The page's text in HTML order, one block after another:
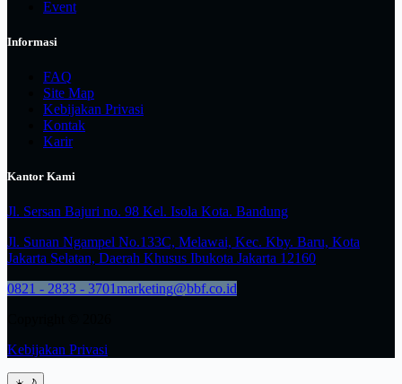
Event
Informasi
FAQ
Site Map
Kebijakan Privasi
Kontak
Karir
Kantor Kami
Jl. Sersan Bajuri no. 98 Kel. Isola Kota. Bandung
Jl. Sunan Ngampel No.133C, Melawai, Kec. Kby. Baru, Kota
Jakarta Selatan, Daerah Khusus Ibukota Jakarta 12160
0821 - 2833 - 3701marketing@bbf.co.id
Kebijakan Privasi